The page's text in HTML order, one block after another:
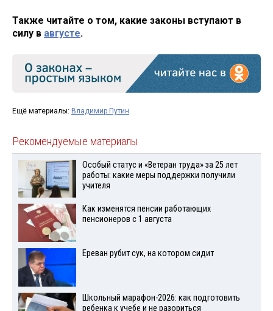
Также читайте о том, какие законы вступают в
силу в августе.
Ещё материалы: Владимир Путин
Рекомендуемые материалы
Особый статус и «Ветеран труда» за 25 лет
работы: какие меры поддержки получили
учителя
Как изменятся пенсии работающих
пенсионеров с 1 августа
Ереван рубит сук, на котором сидит
Школьный марафон-2026: как подготовить
ребенка к учебе и не разориться